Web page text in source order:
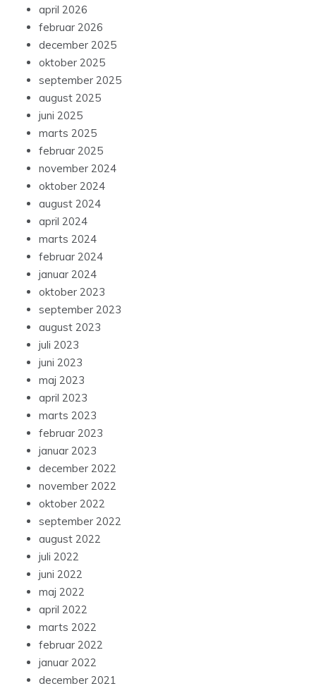
april 2026
februar 2026
december 2025
oktober 2025
september 2025
august 2025
juni 2025
marts 2025
februar 2025
november 2024
oktober 2024
august 2024
april 2024
marts 2024
februar 2024
januar 2024
oktober 2023
september 2023
august 2023
juli 2023
juni 2023
maj 2023
april 2023
marts 2023
februar 2023
januar 2023
december 2022
november 2022
oktober 2022
september 2022
august 2022
juli 2022
juni 2022
maj 2022
april 2022
marts 2022
februar 2022
januar 2022
december 2021